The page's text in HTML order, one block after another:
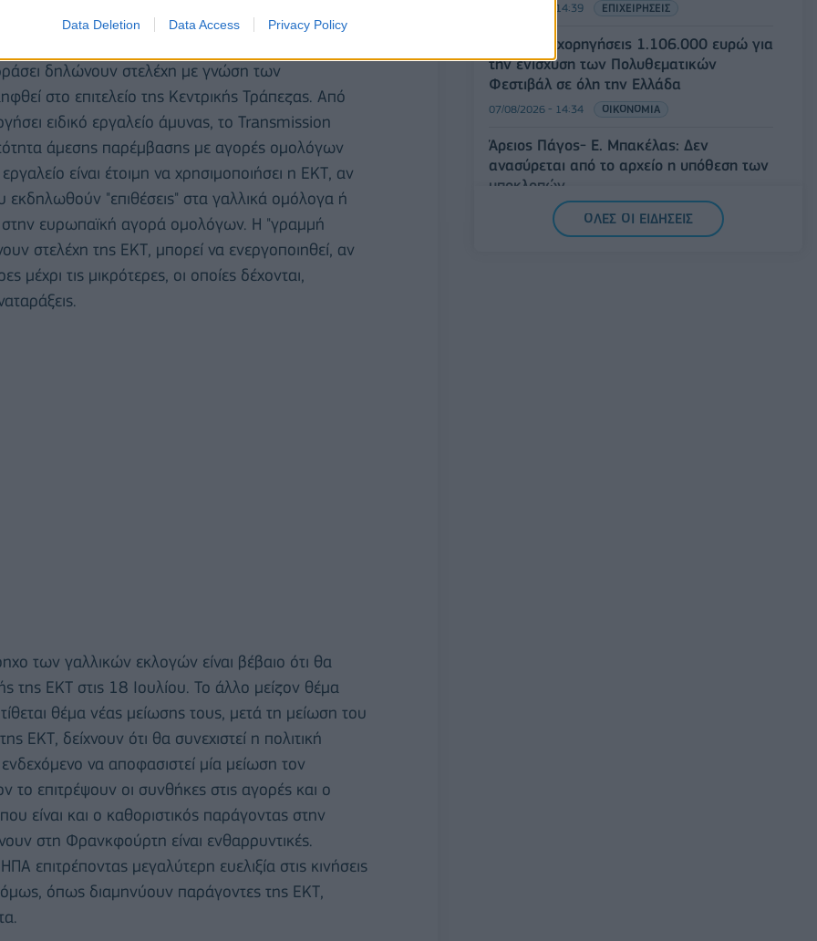
Data Deletion Data Access Privacy Policy
δηλώνουν στελέχη με γνώση των
στο επιτελείο της Κεντρικής Τράπεζας. Από
ειδικό εργαλείο άμυνας, το Transmission
άμεσης παρέμβασης με αγορές ομολόγων
είναι έτοιμη να χρησιμοποιήσει η ΕΚΤ, αν
εκδηλωθούν "επιθέσεις" στα γαλλικά ομόλογα ή
στην ευρωπαϊκή αγορά ομολόγων. Η "γραμμή
στελέχη της ΕΚΤ, μπορεί να ενεργοποιηθεί, αν
μέχρι τις μικρότερες, οι οποίες δέχονται,
των γαλλικών εκλογών είναι βέβαιο ότι θα
της ΕΚΤ στις 18 Ιουλίου. Το άλλο μείζον θέμα
θέμα νέας μείωσης τους, μετά τη μείωση του
ΕΚΤ, δείχνουν ότι θα συνεχιστεί η πολιτική
να αποφασιστεί μία μείωση τον
το επιτρέψουν οι συνθήκες στις αγορές και ο
είναι και ο καθοριστικός παράγοντας στην
στη Φρανκφούρτη είναι ενθαρρυντικές.
επιτρέποντας μεγαλύτερη ευελιξία στις κινήσεις
όπως διαμηνύουν παράγοντες της ΕΚΤ,
07/08/2026 - 14:39 ΕΠΙΧΕΙΡΗΣΕΙΣ
ΥΠΠΟ: Επιχορηγήσεις 1.106.000 ευρώ για
την ενίσχυση των Πολυθεματικών
Φεστιβάλ σε όλη την Ελλάδα
07/08/2026 - 14:34 ΟΙΚΟΝΟΜΙΑ
Άρειος Πάγος- Ε. Μπακέλας: Δεν
ανασύρεται από το αρχείο η υπόθεση των
υποκλοπών
07/08/2026 - 14:11 ΕΛΛΑΔΑ
ΟΛΕΣ ΟΙ ΕΙΔΗΣΕΙΣ